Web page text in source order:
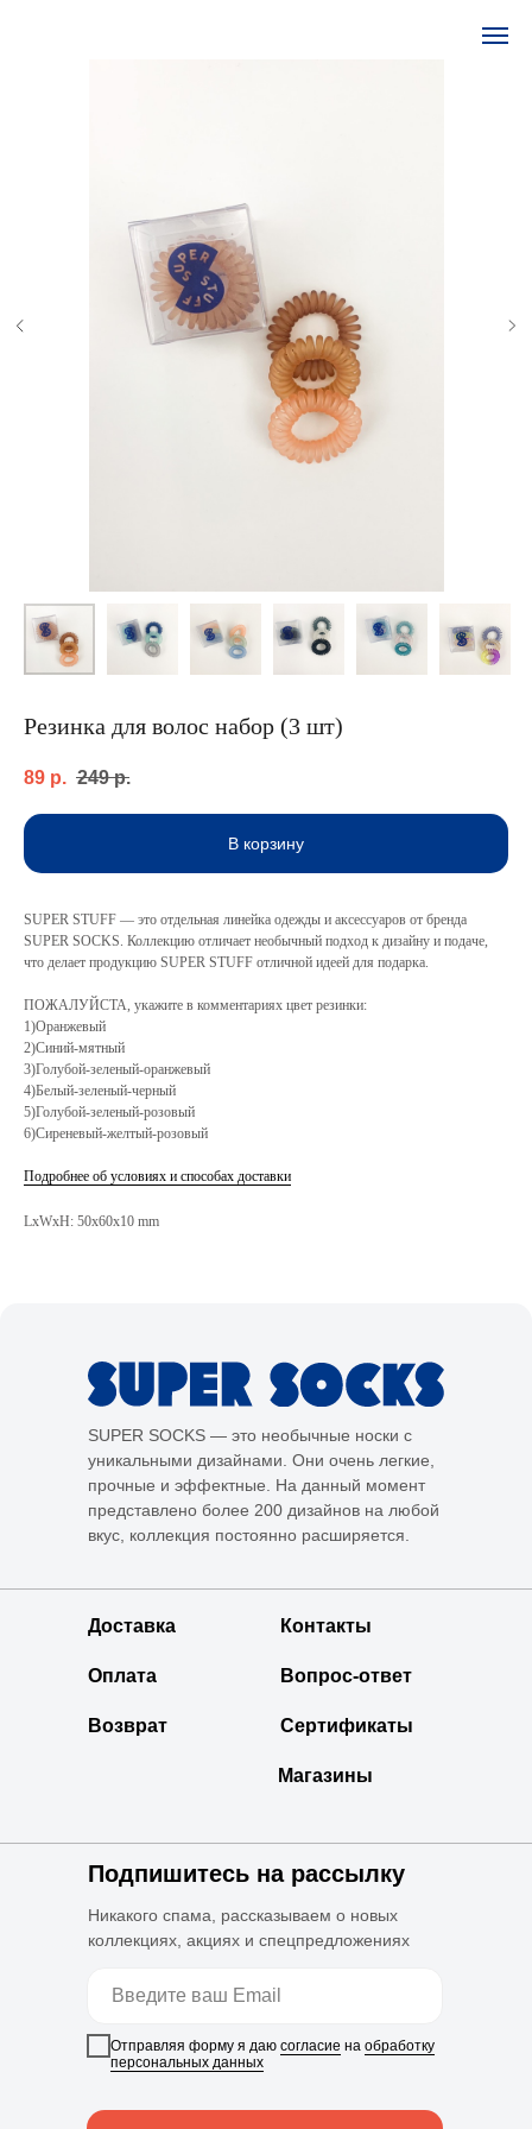
Резинка для волос набор (3 шт)
89 р. 249 р.
В корзину
SUPER STUFF — это отдельная линейка одежды и аксессуаров от бренда
SUPER SOCKS. Коллекцию отличает необычный подход к дизайну и подаче,
что делает продукцию SUPER STUFF отличной идеей для подарка.
ПОЖАЛУЙСТА, укажите в комментариях цвет резинки:
1)Оранжевый
2)Синий-мятный
3)Голубой-зеленый-оранжевый
4)Белый-зеленый-черный
5)Голубой-зеленый-розовый
6)Сиреневый-желтый-розовый
Подробнее об условиях и способах доставки
LxWxH: 50x60x10 mm
SUPER SOCKS — это необычные носки с
уникальными дизайнами. Они очень легкие,
прочные и эффектные. На данный момент
представлено более 200 дизайнов на любой
вкус, коллекция постоянно расширяется.
Оплата
Доставка
Вопрос-ответ
Контакты
Возврат
Подпишитесь на рассылку
Отправляя форму я даю согласие на обработку
персональных данных
Никакого спама, рассказываем о новых
коллекциях, акциях и спецпредложениях
Сертификаты
Магазины